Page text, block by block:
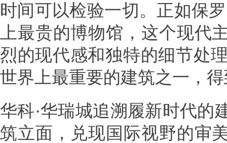
时间可以检验一切。正如保
上最贵的博物馆，这个现代
烈的现代感和独特的细节处
世界上最重要的建筑之一，
华科·华瑞城追溯履新时代的
筑立面，兑现国际视野的审